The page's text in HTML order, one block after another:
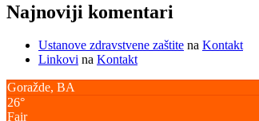
Najnoviji komentari
Ustanove zdravstvene zaštite na Kontakt
Linkovi na Kontakt
Goražde, BA
26°
Fair